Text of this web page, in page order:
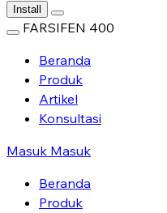
Install
FARSIFEN 400
Beranda
Produk
Artikel
Konsultasi
Masuk Masuk
Beranda
Produk